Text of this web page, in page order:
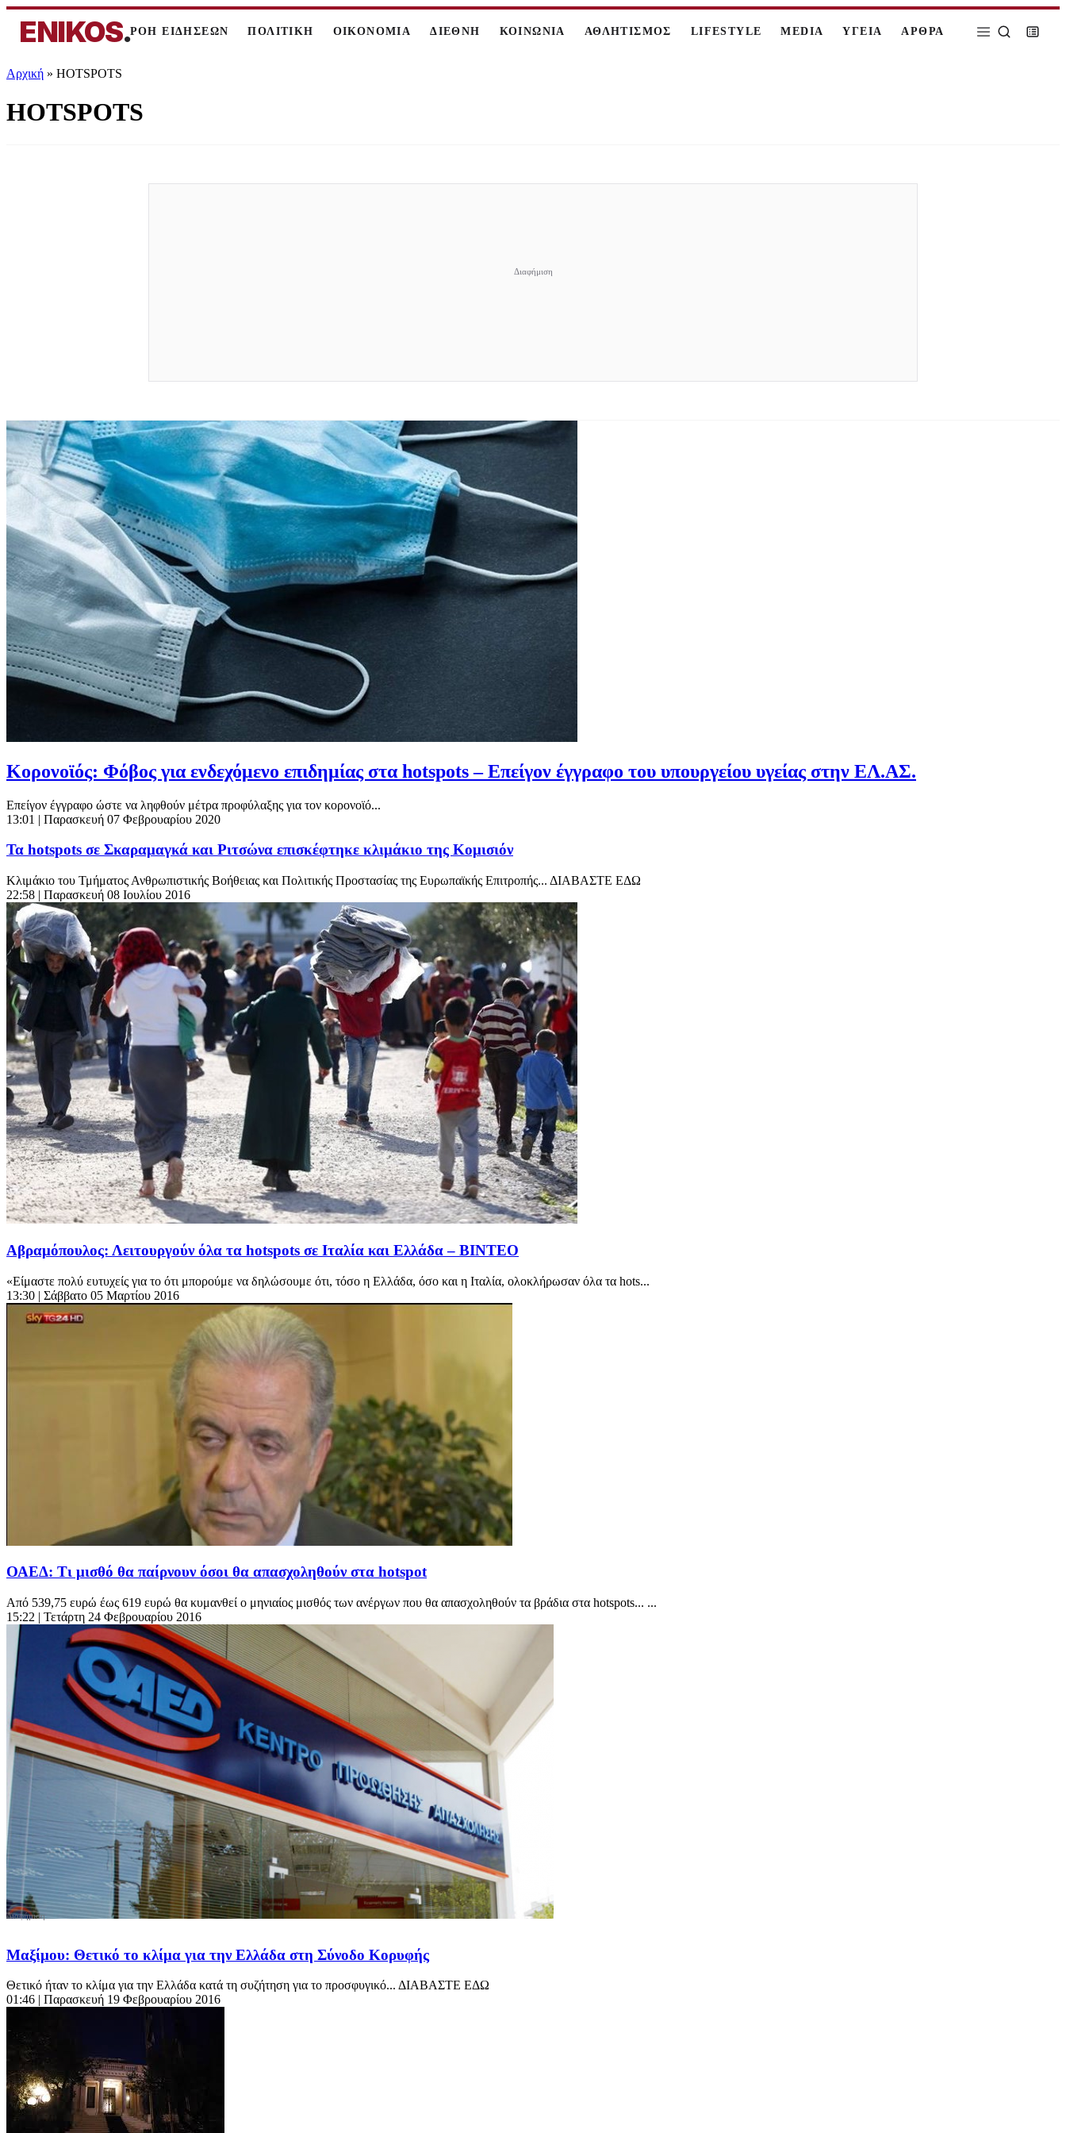
ENIKOS.ΡΟΗ ΕΙΔΗΣΕΩΝ ΠΟΛΙΤΙΚΗ ΟΙΚΟΝΟΜΙΑ ΔΙΕΘΝΗ ΚΟΙΝΩΝΙΑ ΑΘΛΗΤΙΣΜΟΣ LIFESTYLE MEDIA ΥΓΕΙΑ ΑΡΘΡΑ
Αρχική » HOTSPOTS
HOTSPOTS
Κορονοϊός: Φόβος για ενδεχόμενο επιδημίας στα hotspots – Επείγον έγγραφο του υπουργείου υγείας στην ΕΛ.ΑΣ.
Επείγον έγγραφο ώστε να ληφθούν μέτρα προφύλαξης για τον κορονοϊό...
13:01 | Παρασκευή 07 Φεβρουαρίου 2020
Τα hotspots σε Σκαραμαγκά και Ριτσώνα επισκέφτηκε κλιμάκιο της Κομισιόν
Κλιμάκιο του Τμήματος Ανθρωπιστικής Βοήθειας και Πολιτικής Προστασίας της Ευρωπαϊκής Επιτροπής... ΔΙΑΒΑΣΤΕ ΕΔΩ
22:58 | Παρασκευή 08 Ιουλίου 2016
Αβραμόπουλος: Λειτουργούν όλα τα hotspots σε Ιταλία και Ελλάδα – ΒΙΝΤΕΟ
«Είμαστε πολύ ευτυχείς για το ότι μπορούμε να δηλώσουμε ότι, τόσο η Ελλάδα, όσο και η Ιταλία, ολοκλήρωσαν όλα τα hots...
13:30 | Σάββατο 05 Μαρτίου 2016
ΟΑΕΔ: Τι μισθό θα παίρνουν όσοι θα απασχοληθούν στα hotspot
Από 539,75 ευρώ έως 619 ευρώ θα κυμανθεί ο μηνιαίος μισθός των ανέργων που θα απασχοληθούν τα βράδια στα hotspots... ...
15:22 | Τετάρτη 24 Φεβρουαρίου 2016
Μαξίμου: Θετικό το κλίμα για την Ελλάδα στη Σύνοδο Κορυφής
Θετικό ήταν το κλίμα για την Ελλάδα κατά τη συζήτηση για το προσφυγικό... ΔΙΑΒΑΣΤΕ ΕΔΩ
01:46 | Παρασκευή 19 Φεβρουαρίου 2016